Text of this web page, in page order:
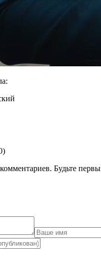
Будьте